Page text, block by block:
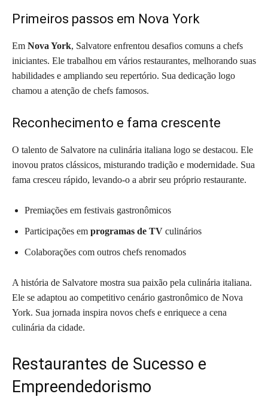
Primeiros passos em Nova York
Em Nova York, Salvatore enfrentou desafios comuns a chefs
iniciantes. Ele trabalhou em vários restaurantes, melhorando suas
habilidades e ampliando seu repertório. Sua dedicação logo
chamou a atenção de chefs famosos.
Reconhecimento e fama crescente
O talento de Salvatore na culinária italiana logo se destacou. Ele
inovou pratos clássicos, misturando tradição e modernidade. Sua
fama cresceu rápido, levando-o a abrir seu próprio restaurante.
Premiações em festivais gastronômicos
Participações em programas de TV culinários
Colaborações com outros chefs renomados
A história de Salvatore mostra sua paixão pela culinária italiana.
Ele se adaptou ao competitivo cenário gastronômico de Nova
York. Sua jornada inspira novos chefs e enriquece a cena
culinária da cidade.
Restaurantes de Sucesso e
Empreendedorismo